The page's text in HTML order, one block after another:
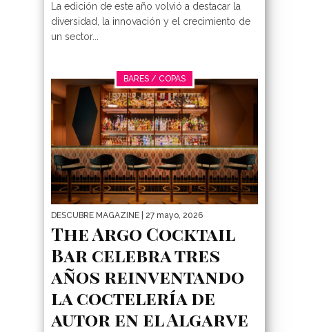
La edición de este año volvió a destacar la
diversidad, la innovación y el crecimiento de
un sector...
BARES / COPAS
DESCUBRE MAGAZINE | 27 mayo, 2026
The Argo Cocktail
Bar celebra tres
años reinventando
la coctelería de
autor en el Algarve